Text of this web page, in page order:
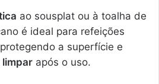
ao sousplat ou à toalha de
é ideal para refeições
a superfície e
limpar após o uso.